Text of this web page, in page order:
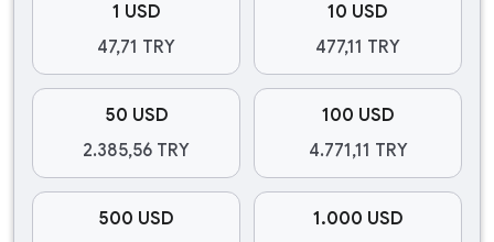
1 USD
47,71 TRY
10 USD
477,11 TRY
50 USD
2.385,56 TRY
100 USD
4.771,11 TRY
500 USD
1.000 USD